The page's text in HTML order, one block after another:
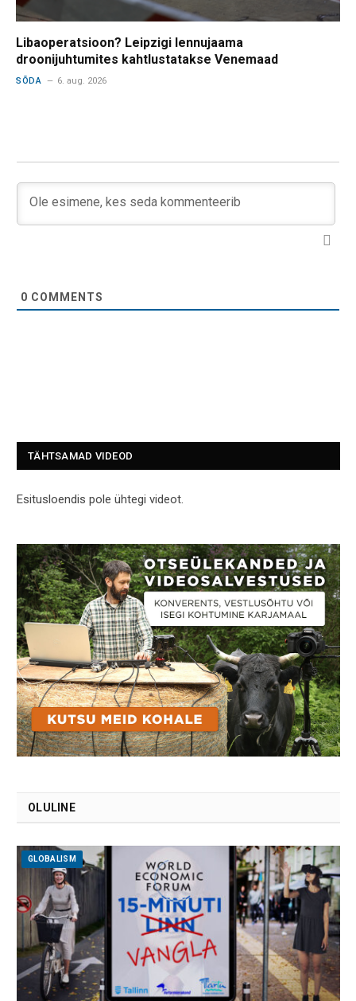
Libaoperatsioon? Leipzigi lennujaama
droonijuhtumites kahtlustatakse Venemaad
SÕDA 6. aug. 2026
0 COMMENTS
TÄHTSAMAD VIDEOD
Esitusloendis pole ühtegi videot.
OLULINE
GLOBALISM